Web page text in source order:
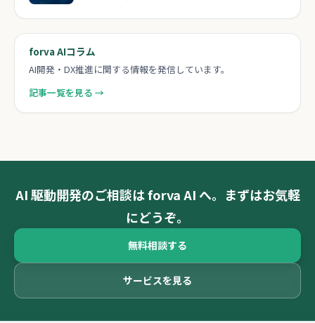
forva AIコラム
AI開発・DX推進に関する情報を発信しています。
記事一覧を見る →
AI 駆動開発のご相談は forva AI へ。まずはお気軽
にどうぞ。
無料相談する
サービスを見る